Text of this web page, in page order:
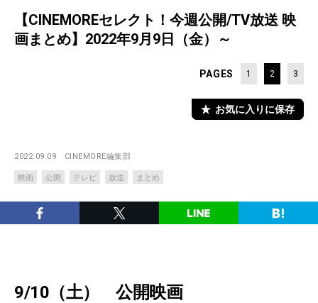
【CINEMOREセレクト！今週公開/TV放送 映
画まとめ】2022年9月9日（金）～
PAGES 1 2 3
お気に入りに保存
2022.09.09 CINEMORE編集部
映画 公開 テレビ 放送 まとめ
9/10（土） 公開映画